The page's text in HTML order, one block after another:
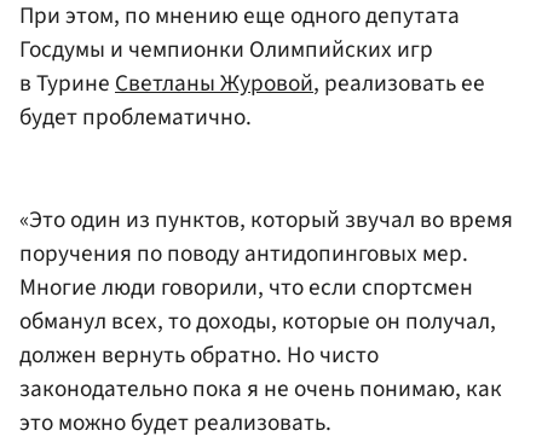
При этом, по мнению еще одного депутата
Госдумы и чемпионки Олимпийских игр
в Турине Светланы Журовой, реализовать ее
будет проблематично.
«Это один из пунктов, который звучал во время
поручения по поводу антидопинговых мер.
Многие люди говорили, что если спортсмен
обманул всех, то доходы, которые он получал,
должен вернуть обратно. Но чисто
законодательно пока я не очень понимаю, как
это можно будет реализовать.